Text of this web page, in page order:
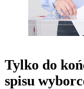
Tylko do
spisu